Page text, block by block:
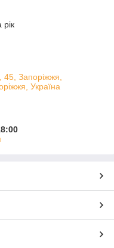
рік
45, Запоріжжя,
Україна